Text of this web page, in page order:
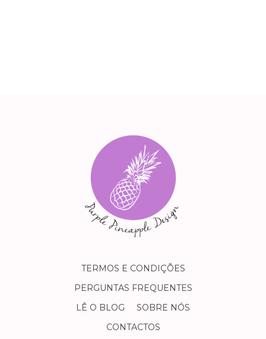
TERMOS E CONDIÇÕES
PERGUNTAS FREQUENTES
LÊ O BLOG
SOBRE NÓS
CONTACTOS